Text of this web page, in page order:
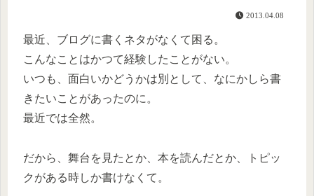
2013.04.08
最近、ブログに書くネタがなくて困る。
こんなことはかつて経験したことがない。
いつも、面白いかどうかは別として、なにかしら書
きたいことがあったのに。
最近では全然。
だから、舞台を見たとか、本を読んだとか、トピッ
クがある時しか書けなくて。